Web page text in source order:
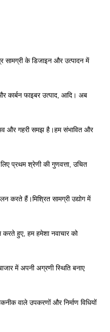
सामग्री के डिजाइन और उत्पादन में
कार्बन फाइबर उत्पाद, आदि। अब
और गहरी समझ है।हम संभावित और
प्रथम श्रेणी की गुणवत्ता, उचित
करते हैं।मिश्रित सामग्री उद्योग में
हुए, हम हमेशा नवाचार को
में अपनी अग्रणी स्थिति बनाए
वाले उपकरणों और निर्माण विधियों